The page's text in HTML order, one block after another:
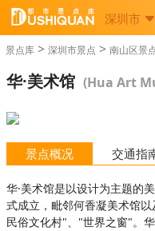
深圳市
景点库 > 深圳市景点 > 南山区景
华·美术馆 (Hua Art
景点概况 交通指
华·美术馆是以设计为主题的
式成立，毗邻何香凝美术馆
民俗文化村"、"世界之窗"。